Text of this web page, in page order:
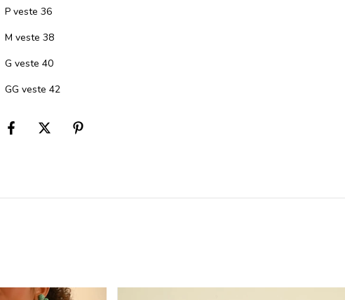
P veste 36
M veste 38
G veste 40
GG veste 42